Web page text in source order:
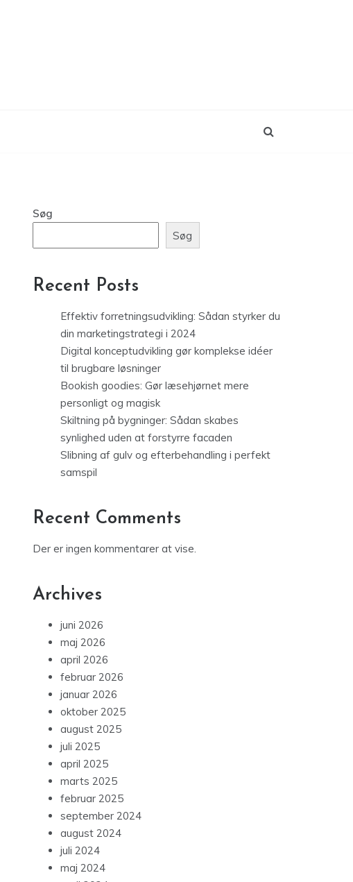
Søg
Søg
Recent Posts
Effektiv forretningsudvikling: Sådan styrker du
din marketingstrategi i 2024
Digital konceptudvikling gør komplekse idéer
til brugbare løsninger
Bookish goodies: Gør læsehjørnet mere
personligt og magisk
Skiltning på bygninger: Sådan skabes
synlighed uden at forstyrre facaden
Slibning af gulv og efterbehandling i perfekt
samspil
Recent Comments
Der er ingen kommentarer at vise.
Archives
juni 2026
maj 2026
april 2026
februar 2026
januar 2026
oktober 2025
august 2025
juli 2025
april 2025
marts 2025
februar 2025
september 2024
august 2024
juli 2024
maj 2024